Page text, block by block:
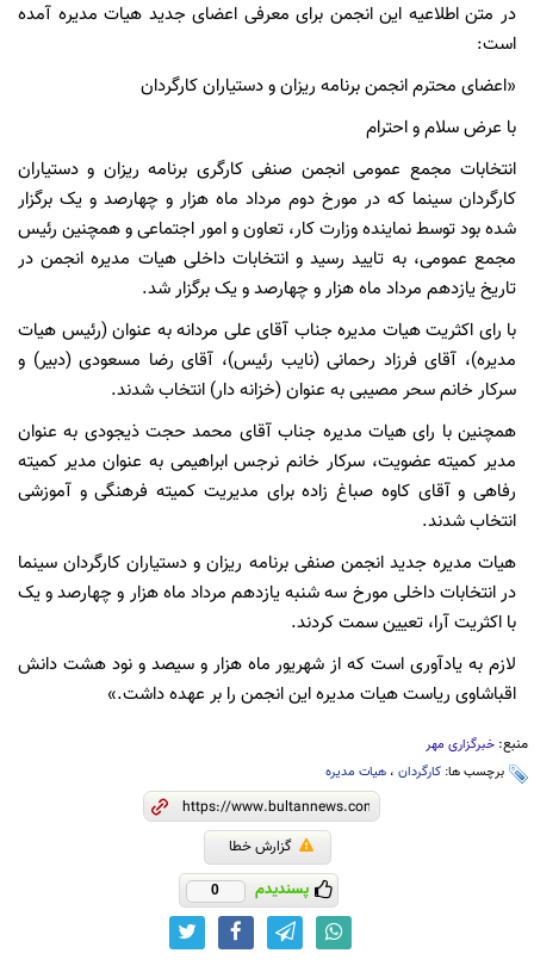
در متن اطلاعیه این انجمن برای معرفی اعضای جدید هیات مدیره آمده
است:
«اعضای محترم انجمن برنامه ریزان و دستیاران کارگردان
با عرض سلام و احترام
انتخابات مجمع عمومی انجمن صنفی کارگری برنامه ریزان و دستیاران
کارگردان سینما که در مورخ دوم مرداد ماه هزار و چهارصد و یک برگزار
شده بود توسط نماینده وزارت کار، تعاون و امور اجتماعی و همچنین رئیس
مجمع عمومی، به تایید رسید و انتخابات داخلی هیات مدیره انجمن در
تاریخ یازدهم مرداد ماه هزار و چهارصد و یک برگزار شد.
با رای اکثریت هیات مدیره جناب آقای علی مردانه به عنوان (رئیس هیات
مدیره)، آقای فرزاد رحمانی (نایب رئیس)، آقای رضا مسعودی (دبیر) و
سرکار خانم سحر مصیبی به عنوان (خزانه دار) انتخاب شدند.
همچنین با رای هیات مدیره جناب آقای محمد حجت ذیجودی به عنوان
مدیر کمیته عضویت، سرکار خانم نرجس ابراهیمی به عنوان مدیر کمیته
رفاهی و آقای کاوه صباغ زاده برای مدیریت کمیته فرهنگی و آموزشی
انتخاب شدند.
هیات مدیره جدید انجمن صنفی برنامه ریزان و دستیاران کارگردان سینما
در انتخابات داخلی مورخ سه شنبه یازدهم مرداد ماه هزار و چهارصد و یک
با اکثریت آرا، تعیین سمت کردند.
لازم به یادآوری است که از شهریور ماه هزار و سیصد و نود هشت دانش
اقباشاوی ریاست هیات مدیره این انجمن را بر عهده داشت.»
منبع: خبرگزاری مهر
برچسب ها: کارگردان ، هیات مدیره
گزارش خطا
پسندیدم 0